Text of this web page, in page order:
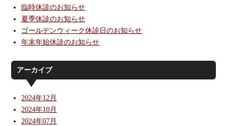
臨時休診のお知らせ
夏季休診のお知らせ
ゴールデンウィーク休診日のお知らせ
年末年始休診のお知らせ
アーカイブ
2024年12月
2024年10月
2024年07月